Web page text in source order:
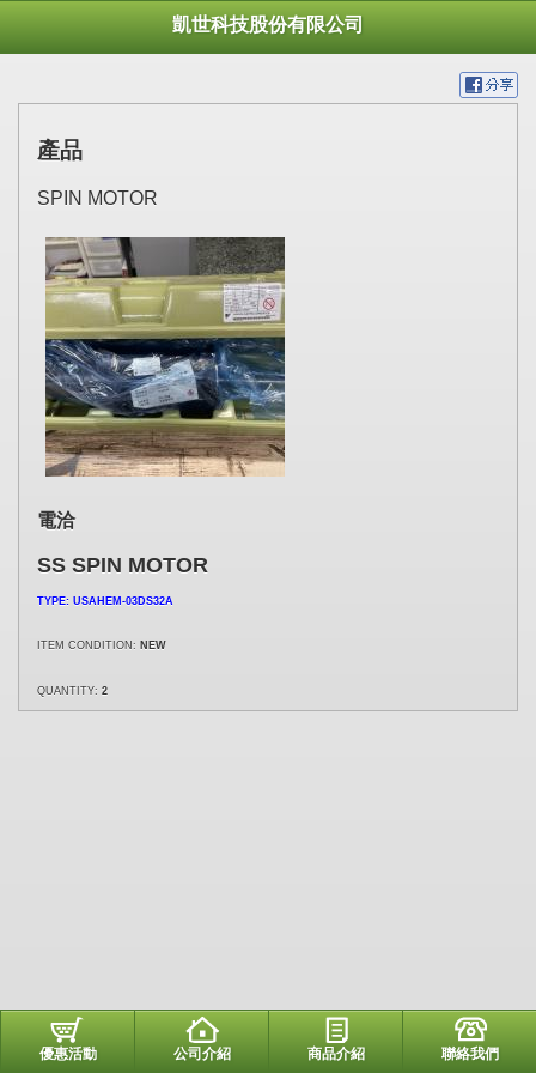
凱世科技股份有限公司
產品
SPIN MOTOR
電洽
SS SPIN MOTOR
TYPE: USAHEM-03DS32A
ITEM CONDITION: NEW
QUANTITY: 2
優惠活動 公司介紹 商品介紹 聯絡我們